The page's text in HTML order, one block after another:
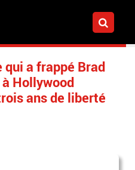
a frappé Brad
Hollywood
ans de liberté